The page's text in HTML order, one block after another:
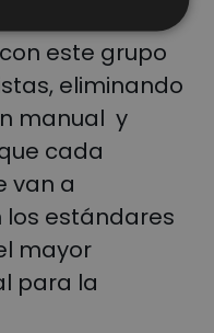
a la bolsa de
este grupo
eliminando
manual y
cada
van a
estándares
mayor
para la